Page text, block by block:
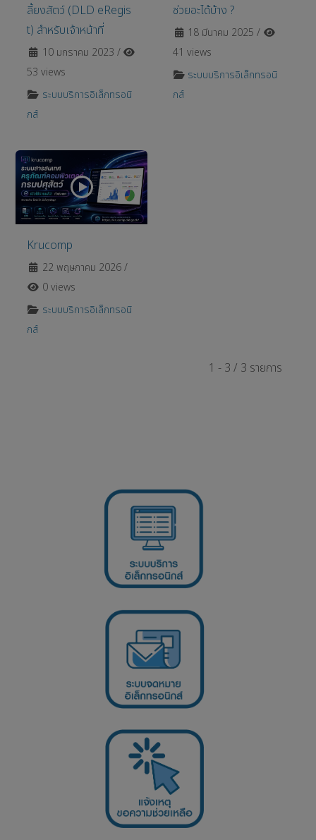
ลี้ยงสัตว์ (DLD eRegis
t) สำหรับเจ้าหน้าที่
10 มกราคม 2023 /
53 views
ระบบบริการอิเล็กทรอนิ
กส์
ช่วยอะได้บ้าง ?
18 มีนาคม 2025 /
41 views
ระบบบริการอิเล็กทรอนิ
กส์
Krucomp
22 พฤษภาคม 2026/
0 views
ระบบบริการอิเล็กทรอนิ
กส์
1 - 3 / 3 รายการ